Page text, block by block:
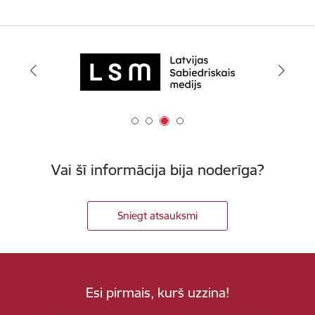
Vai šī informācija bija noderīga?
Sniegt atsauksmi
Esi pirmais, kurš uzzina!